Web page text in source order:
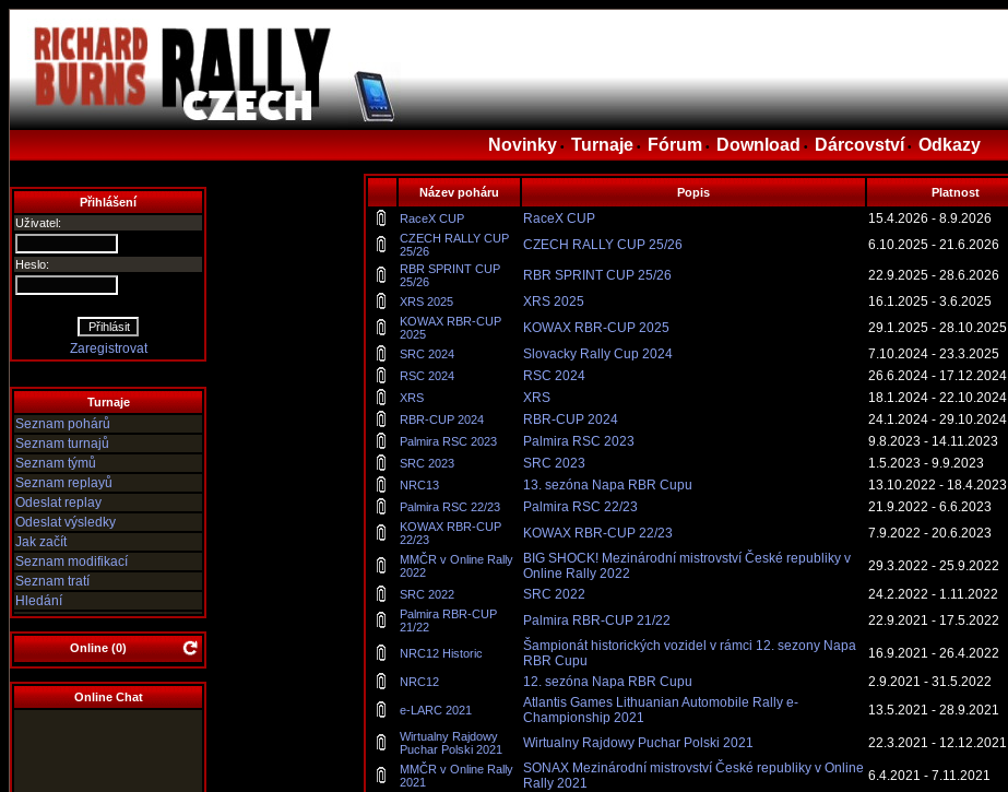
Novinky• Turnaje• Fórum• Download • Dárcovství • Odkazy
Přihlášení
Uživatel:
Heslo:
Zaregistrovat
Turnaje
Seznam pohárů
Seznam turnajů
Seznam týmů
Seznam replayů
Odeslat replay
Odeslat výsledky
Jak začít
Seznam modifikací
Seznam tratí
Hledání
Online (0)
Online Chat
Název poháru Popis Platnost
RaceX CUP
RaceX CUP 15.4.2026 - 8.9.2026
CZECH RALLY CUP
25/26
CZECH RALLY CUP 25/26 6.10.2025 - 21.6.2026
RBR SPRINT CUP
25/26
RBR SPRINT CUP 25/26 22.9.2025 - 28.6.2026
XRS 2025 XRS 2025 16.1.2025 - 3.6.2025
KOWAX RBR-CUP
2025
KOWAX RBR-CUP 2025 29.1.2025 - 28.10.2025
SRC 2024 Slovacky Rally Cup 2024 7.10.2024 - 23.3.2025
RSC 2024 RSC 2024 26.6.2024 - 17.12.2024
XRS XRS 18.1.2024 - 22.10.2024
RBR-CUP 2024 RBR-CUP 2024 24.1.2024 - 29.10.2024
Palmira RSC 2023 Palmira RSC 2023 9.8.2023 - 14.11.2023
SRC 2023 SRC 2023 1.5.2023 - 9.9.2023
NRC13 13. sezóna Napa RBR Cupu 13.10.2022 - 18.4.2023
Palmira RSC 22/23 Palmira RSC 22/23 21.9.2022 - 6.6.2023
KOWAX RBR-CUP
22/23
KOWAX RBR-CUP 22/23 7.9.2022 - 20.6.2023
MMČR v Online Rally
2022
BIG SHOCK! Mezinárodní mistrovství České republiky v
Online Rally 2022
29.3.2022 - 25.9.2022
SRC 2022 SRC 2022 24.2.2022 - 1.11.2022
Palmira RBR-CUP
21/22
Palmira RBR-CUP 21/22 22.9.2021 - 17.5.2022
NRC12 Historic
Šampionát historických vozidel v rámci 12. sezony Napa
RBR Cupu
16.9.2021 - 26.4.2022
NRC12 12. sezóna Napa RBR Cupu 2.9.2021 - 31.5.2022
e-LARC 2021
Atlantis Games Lithuanian Automobile Rally e-
Championship 2021
13.5.2021 - 28.9.2021
Wirtualny Rajdowy
Puchar Polski 2021
Wirtualny Rajdowy Puchar Polski 2021 22.3.2021 - 12.12.2021
MMČR v Online Rally
2021
SONAX Mezinárodní mistrovství České republiky v Online
Rally 2021
6.4.2021 - 7.11.2021